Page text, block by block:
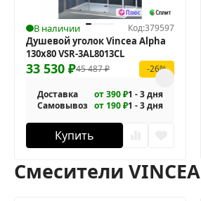
В наличии Код:379597
Душевой уголок Vincea Alpha
130x80 VSR-3AL8013CL
45 487₽
33 530 ₽ -26%
Доставка от 390 ₽1 - 3 дня
Самовывоз от 190 ₽1 - 3 дня
Купить
Смесители VINCEA